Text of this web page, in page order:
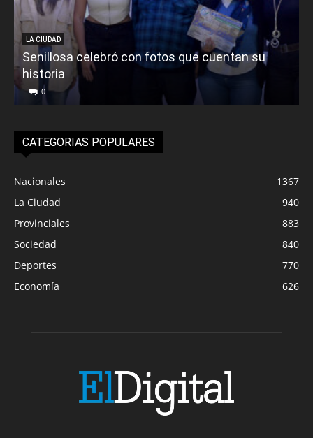
LA CIUDAD
Senillosa celebró con fotos que cuentan su
historia
0
CATEGORIAS POPULARES
Nacionales
1367
La Ciudad
940
Provinciales
883
Sociedad
840
Deportes
770
Economía
626